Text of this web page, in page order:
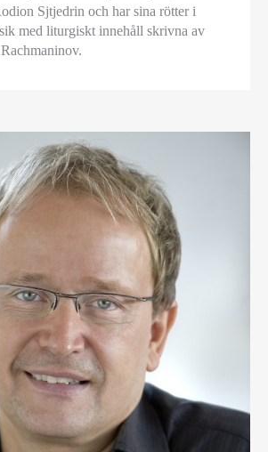
Sjtjedrin och har sina rötter i
med liturgiskt innehåll skrivna av